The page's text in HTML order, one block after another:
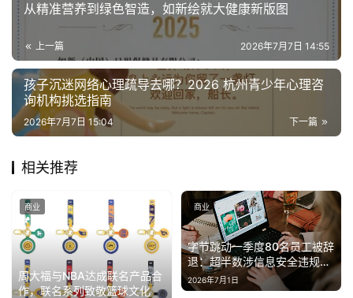
从精准营养到绿色智造，如新绘就大健康新版图
上一篇 2026年7月7日 14:55
孩子沉迷网络心理疏导去哪？2026 杭州青少年心理咨
询机构挑选指南
下一篇
2026年7月7日 15:04
相关推荐
周大福与NBA达成联名产品合
作，联名系列致敬篮球文化
商业
字节跳动一季度80名员工被辞
退：超半数涉信息安全违规，
内部反腐持续加码
2026年7月1日
商业